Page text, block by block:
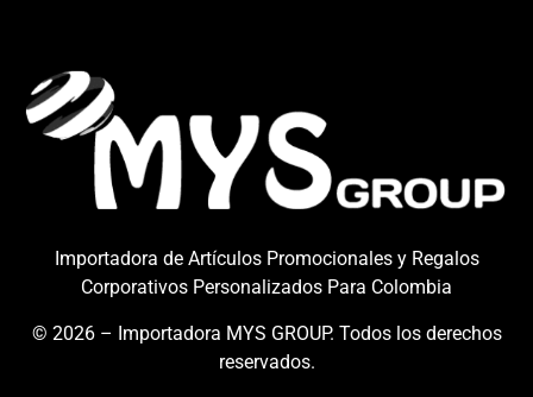
info@mysgroupcol.com +57 317 364 4411
Importadora de Artículos Promocionales y Regalos
Corporativos Personalizados Para Colombia
© 2026 – Importadora MYS GROUP. Todos los derechos
reservados.